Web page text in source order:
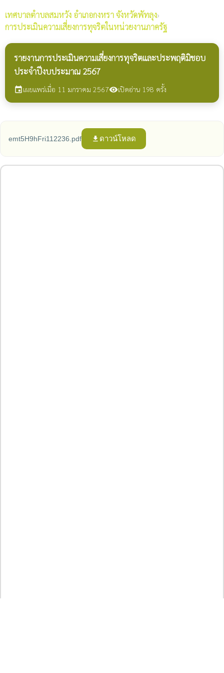
เทศบาลตำบลสมหวัง อำเภอกงหรา จังหวัดพัทลุง›
การประเมินความเสี่ยงการทุจริตในหน่วยงานภาครัฐ
รายงานการประเมินความเสี่ยงการทุจริตและประพฤติมิชอบ
ประจำปีงบประมาณ 2567
eventเผยแพร่เมื่อ 11 มกราคม 2567visibilityเปิดอ่าน 198 ครั้ง
emt5H9hFri112236.pdf file_download ดาวน์โหลด